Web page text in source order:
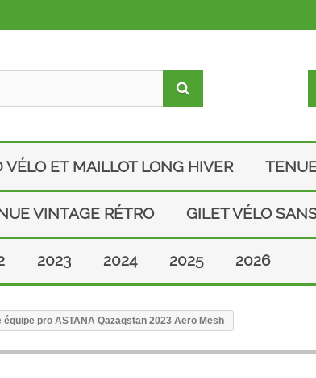
VÉLO ET MAILLOT LONG HIVER
VINTAGE RÉTRO GILET VÉLO
2023 2024 2025 2026
pro ASTANA Qazaqstan 2023 Aero Mesh